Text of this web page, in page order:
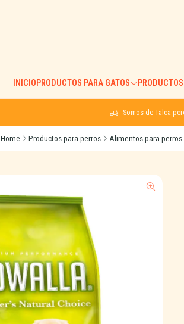
INICIOPRODUCTOS PARA GATOS
Somos de Talca
Home Productos para perros Alimentos para perros